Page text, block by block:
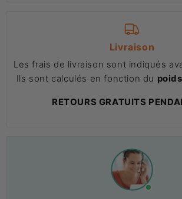
Livraison
Les frais de livraison sont indiqués
Ils sont calculés en fonction du poids
RETOURS GRATUITS